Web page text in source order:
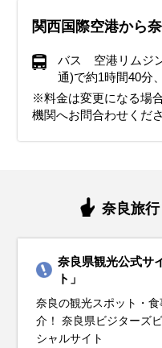
関西国際空港から
バス 空港リムジ
通)で約1時間40分
※料金は変更になる場
機関へお問合わせくださ
奈良旅
奈良県観光公式サ
ト」
奈良の観光スポット・
介！ 奈良県ビジターズ
シャルサイト